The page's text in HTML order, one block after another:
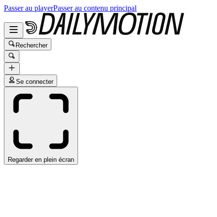
Passer au playerPasser au contenu principal
Rechercher
Se connecter
Regarder en plein écran